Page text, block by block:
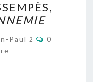
Paul 2
0